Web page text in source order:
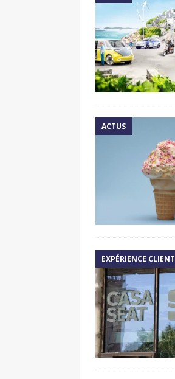
ACTUS
EXPÉRIENCE CLIENT